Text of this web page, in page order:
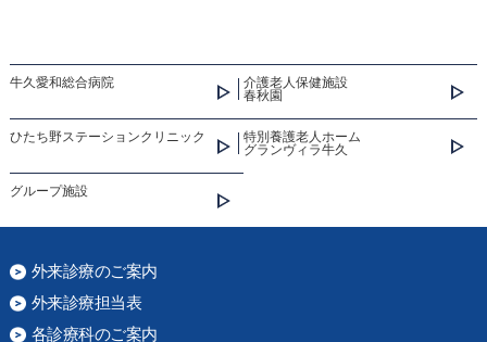
牛久愛和総合病院
介護老人保健施設
春秋園
ひたち野ステーションクリニック
特別養護老人ホーム
グランヴィラ牛久
グループ施設
外来診療のご案内
外来診療担当表
各診療科のご案内